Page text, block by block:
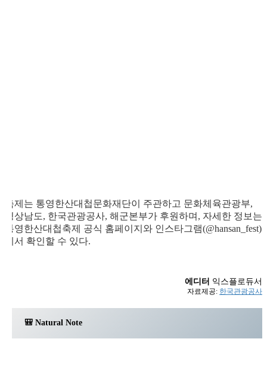
축제는 통영한산대첩문화재단이 주관하고 문화체육관광부,
경상남도, 한국관광공사, 해군본부가 후원하며, 자세한 정보는
통영한산대첩축제 공식 홈페이지와 인스타그램(@hansan_fest)
에서 확인할 수 있다.
에디터 익스플로듀서
자료제공: 한국관광공사
🎒 Natural Note